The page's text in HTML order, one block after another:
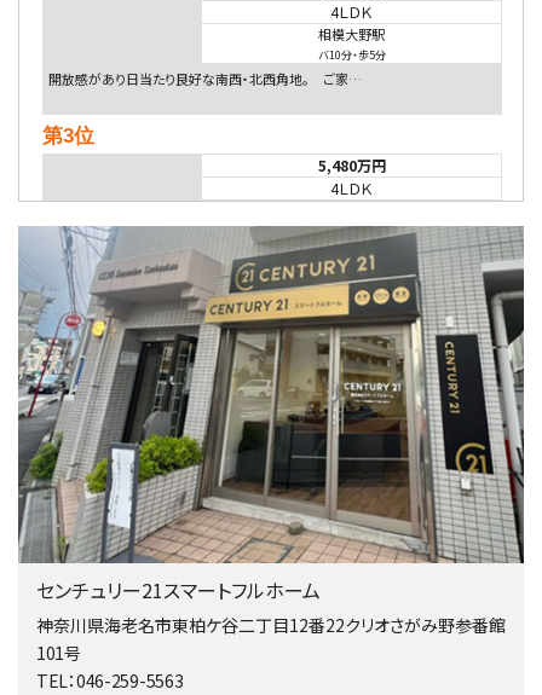
4ＬＤＫ
相模大野駅
バ10分・歩5分
開放感があり日当たり良好な南西・北西角地。 ご家…
第3位
5,480万円
4ＬＤＫ
バ9分・歩4分
２０１５年６月築、積水ハウス施工住宅です。 南東…
第4位
4,080万円
4ＬＤＫ
淵野辺駅
歩17分
南側道路に面しており日当たり良好。 キッチンから…
第5位
3,680万円
4ＬＤＫ
橋本駅
第6位
センチュリー21スマートフルホーム
神奈川県海老名市東柏ケ谷二丁目12番22クリオさがみ野参番館
101号
TEL：046-259-5563